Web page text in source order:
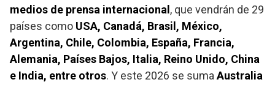
medios de prensa internacional , que vendrán de 29
países como USA, Canadá, Brasil, México,
Argentina, Chile, Colombia, España, Francia,
Alemania, Países Bajos, Italia, Reino Unido, China
e India, entre otros. Y este 2026 se suma Australia